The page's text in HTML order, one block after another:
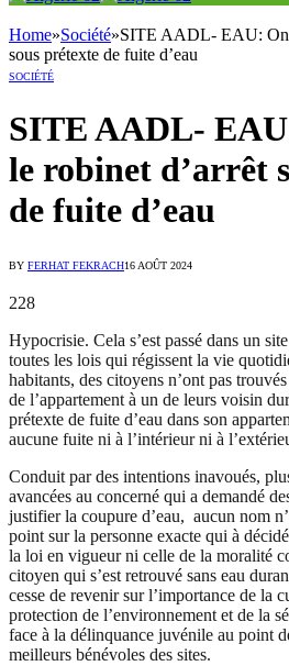
Home»Société»SITE AADL- EAU: On
sous prétexte de fuite d’eau
SOCIÉTÉ
SITE AADL-
le robinet d’arrêt
de fuite d’eau
BY FERHAT FEKRACH16 AOÛT 2024
228
Hypocrisie. Cela s’est passé dans un
toutes les lois qui régissent la vie
habitants, des citoyens n’ont pas
de l’appartement à un de leurs voisin
prétexte de fuite d’eau dans son
aucune fuite ni à l’intérieur ni à
Conduit par des intentions inavoués,
avancées au concerné qui a demandé
justifier la coupure d’eau, aucun nom
point sur la personne exacte qui à
la loi en vigueur ni celle de la moralité
citoyen qui s’est retrouvé sans eau
cesse de revenir sur l’importance de la
protection de l’environnement et de la
face à la délinquance juvénile au point
meilleurs bénévoles des sites.